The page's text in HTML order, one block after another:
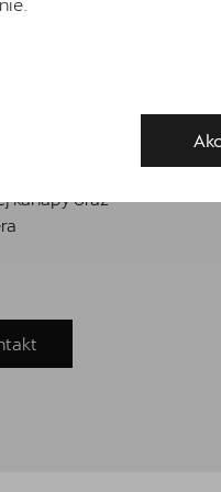
aluminium i
na
kanapy oraz